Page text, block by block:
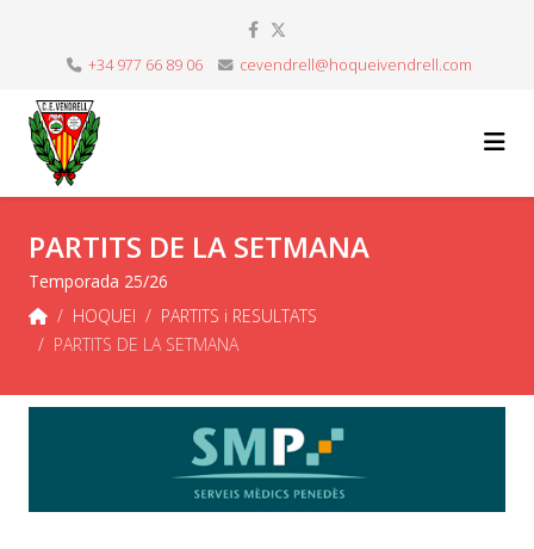
+34 977 66 89 06 cevendrell@hoqueivendrell.com
PARTITS DE LA SETMANA
Temporada 25/26
HOQUEI
PARTITS i RESULTATS
PARTITS DE LA SETMANA